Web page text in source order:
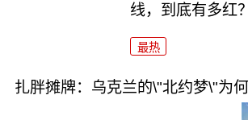
线，到底有多红？
最热
扎胖摊牌：乌克兰的\"北约梦\"为